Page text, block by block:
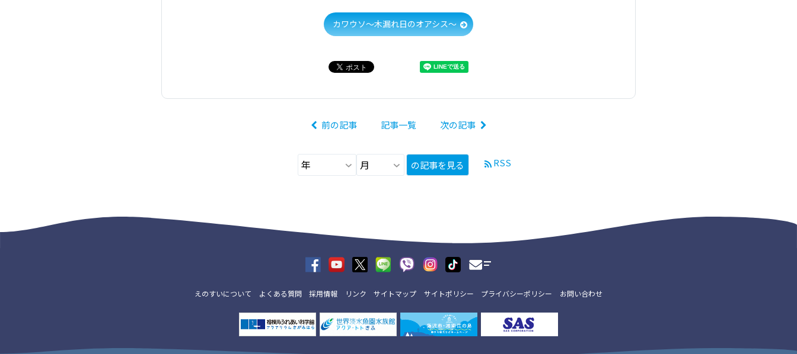
カワウソ～木漏れ日のオアシス～
前の記事 記事一覧 次の記事
の記事を見る RSS
えのすいについて よくある質問 採用情報 リンク サイトマップ サイトポリシー プライバシーポリシー お問い合わせ